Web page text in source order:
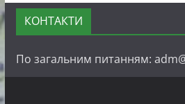
КОНТАКТИ
По загальним питанням: